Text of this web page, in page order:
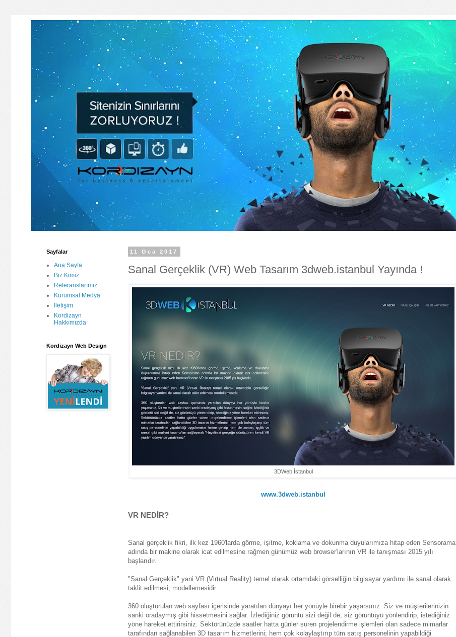
11 Oca 2017
Sanal Gerçeklik (VR) Web Tasarım 3dweb.istanbul Yayında !
3DWeb İstanbul
www.3dweb.istanbul
VR NEDİR?
Sanal gerçeklik fikri, ilk kez 1960'larda görme, işitme, koklama ve dokunma duyularımıza hitap eden Sensorama
adında bir makine olarak icat edilmesine rağmen günümüz web browser'larının VR ile tanışması 2015 yılı
başlarıdır.
"Sanal Gerçeklik" yani VR (Virtual Reality) temel olarak ortamdaki görselliğin bilgisayar yardımı ile sanal olarak
taklit edilmesi, modellemesidir.
360 oluşturulan web sayfası içerisinde yaratılan dünyayı her yönüyle birebir yaşarsınız. Siz ve müşterilerinizin
sanki oradaymış gibi hissetmesini sağlar. İzlediğiniz görüntü sizi değil de, siz görüntüyü yönlendirip, istediğiniz
yöne hareket ettirirsiniz. Sektörünüzde saatler hatta günler süren projelendirme işlemleri olan sadece mimarlar
tarafından sağlanabilen 3D tasarım hizmetlerini; hem çok kolaylaştırıp tüm satış personelinin yapabildiği
Sayfalar
Ana Sayfa
Biz Kimiz
Referanslarımız
Kurumsal Medya
İletişim
Kordizayn
Hakkımızda
Kordizayn Web Design